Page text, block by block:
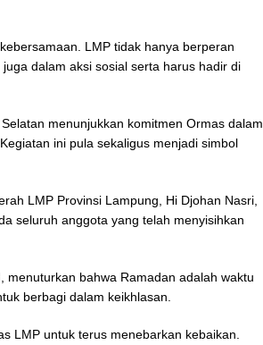
LMP tidak hanya berperan
dalam aksi sosial serta harus hadir di
menunjukkan komitmen Ormas dalam
ini pula sekaligus menjadi simbol
LMP Provinsi Lampung, Hi Djohan Nasri,
seluruh anggota yang telah menyisihkan
menuturkan bahwa Ramadan adalah waktu
berbagi dalam keikhlasan.
LMP untuk terus menebarkan kebaikan.